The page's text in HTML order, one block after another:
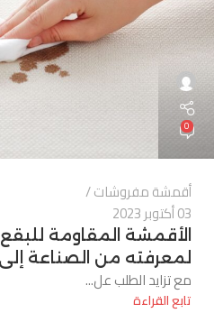
0
أقمشة مفروشات
03 أكتوبر 2023
الأقمشة المقاومة
لمعرفته من الصناعة
مع تزايد الطلب عل...
تابع القراءة